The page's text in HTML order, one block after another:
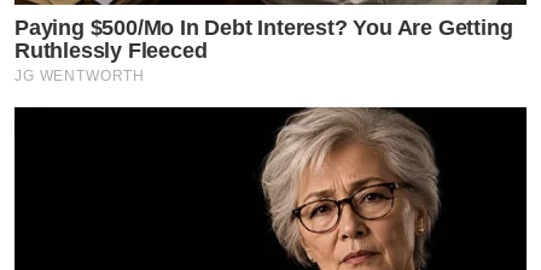
Paying $500/Mo In Debt Interest? You Are Getting
Ruthlessly Fleeced
JG WENTWORTH